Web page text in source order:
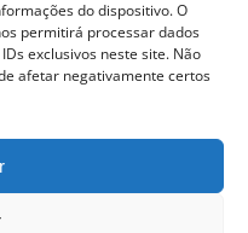
do dispositivo. O
permitirá processar dados
exclusivos neste site. Não
afetar negativamente certos
aumentar a segurança
manutenção dos seus